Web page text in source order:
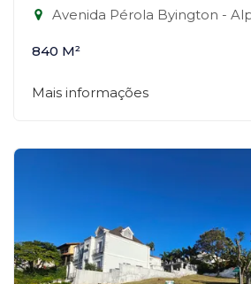
Avenida Pérola Byington - Alphaville,
840 M²
Mais informações